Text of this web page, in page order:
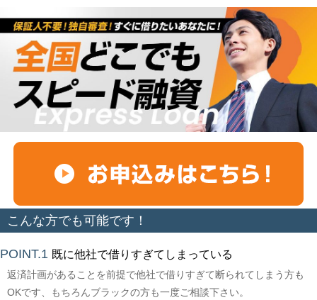
こんな方でも可能です！
POINT.1 既に他社で借りすぎてしまっている
返済計画があることを前提で他社で借りすぎて断られてしまう方も
OKです、もちろんブラックの方も一度ご相談下さい。